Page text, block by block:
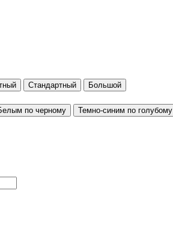
Стандартный Большой
по черному Темно-синим по голубому